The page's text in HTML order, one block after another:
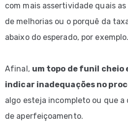
com mais assertividade quais
de melhorias ou o porquê da
abaixo do esperado, por exemplo.
Afinal, um topo de funil cheio
indicar inadequações no
algo esteja incompleto ou que
de aperfeiçoamento.